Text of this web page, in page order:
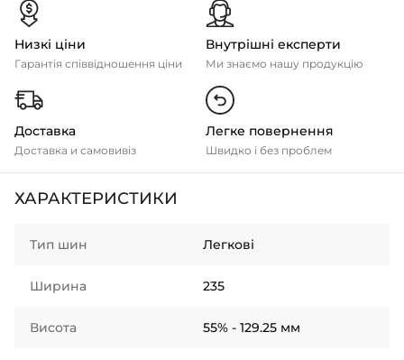
Низкі ціни
Гарантія співвідношення ціни
Внутрішні експерти
Ми знаємо нашу продукцію
Доставка
Доставка и самовивіз
Легке повернення
Швидко і без проблем
ХАРАКТЕРИСТИКИ
Тип шин Легкові
Ширина 235
Висота 55% - 129.25 мм